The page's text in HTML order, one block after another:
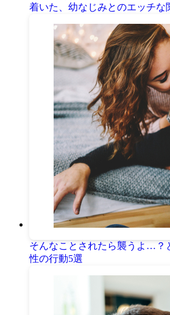
着いた、幼なじみとのエッチな
そんなことされたら襲うよ…？
性の行動5選